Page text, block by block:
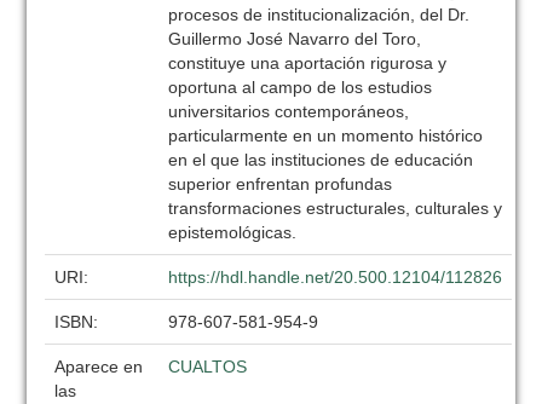
procesos de institucionalización, del Dr.
Guillermo José Navarro del Toro,
constituye una aportación rigurosa y
oportuna al campo de los estudios
universitarios contemporáneos,
particularmente en un momento histórico
en el que las instituciones de educación
superior enfrentan profundas
transformaciones estructurales, culturales y
epistemológicas.
URI: https://hdl.handle.net/20.500.12104/112826
ISBN: 978-607-581-954-9
Aparece en
las
CUALTOS